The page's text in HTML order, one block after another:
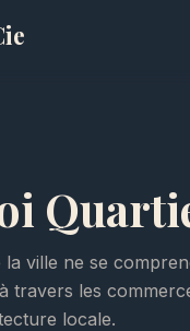
ville ne se
travers les
locale.